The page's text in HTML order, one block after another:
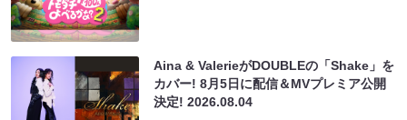
Aina & ValerieがDOUBLEの「Shake」を
カバー! 8月5日に配信＆MVプレミア公開
決定!2026.08.04